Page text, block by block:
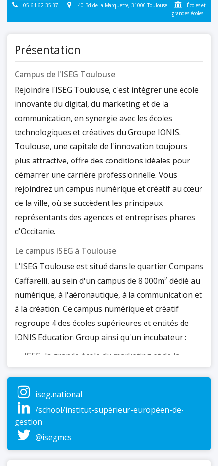
05 61 62 35 37 40 Bd de la Marquette, 31000 Toulouse
Écoles et
grandes écoles
Présentation
Campus de l'ISEG Toulouse
Rejoindre l'ISEG Toulouse, c'est intégrer une école
innovante du digital, du marketing et de la
communication, en synergie avec les écoles
technologiques et créatives du Groupe IONIS.
Toulouse, une capitale de l'innovation toujours
plus attractive, offre des conditions idéales pour
démarrer une carrière professionnelle. Vous
rejoindrez un campus numérique et créatif au cœur
de la ville, où se succèdent les principaux
représentants des agences et entreprises phares
d'Occitanie.
Le campus ISEG à Toulouse
L'ISEG Toulouse est situé dans le quartier Compans
Caffarelli, au sein d'un campus de 8 000m² dédié au
numérique, à l'aéronautique, à la communication et
à la création. Ce campus numérique et créatif
regroupe 4 des écoles supérieures et entités de
IONIS Education Group ainsi qu'un incubateur :
ISEG, la grande école du marketing et de la
e-artsup, l'école de la passion créative
EPITECH, l'école référente dans la formation en
expertise informatique
ESME Sudria, l'école d'ingénieurs de l'air, de
l'espace et de la mobilité durable
IONIS 361, l'incubateur du groupe IONIS
Expériences pluridisciplinaires
iseg.national
/school/institut-supérieur-européen-de-
gestion
@isegmcs